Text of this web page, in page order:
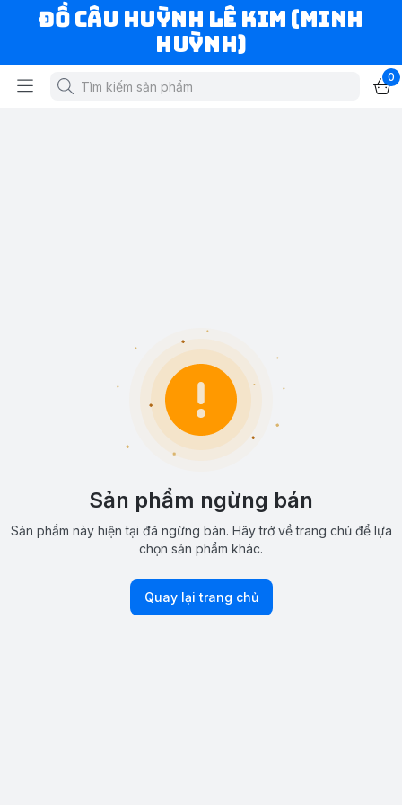
ĐỒ CÂU HUỲNH LÊ KIM (MINH
HUỲNH)
0
Sản phẩm ngừng bán
Sản phẩm này hiện tại đã ngừng bán. Hãy trở về trang chủ để lựa
chọn sản phẩm khác.
Quay lại trang chủ